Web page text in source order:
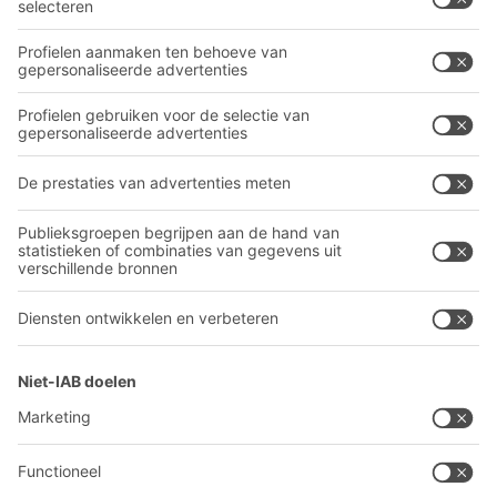
Transportsystemen
Onze diensten
Contactformulier
Bedrijf
Over BITO
Ons wereldwijde netwerk
Volg ons
A
YOUR LIFE.
03 870 99 00